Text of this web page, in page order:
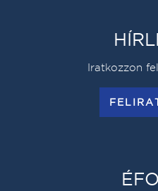
Iratkozzon